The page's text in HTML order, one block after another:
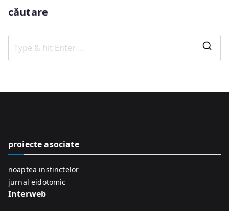
căutare
o
proiecte asociate
noaptea instinctelor
jurnal eidotomic
Interweb